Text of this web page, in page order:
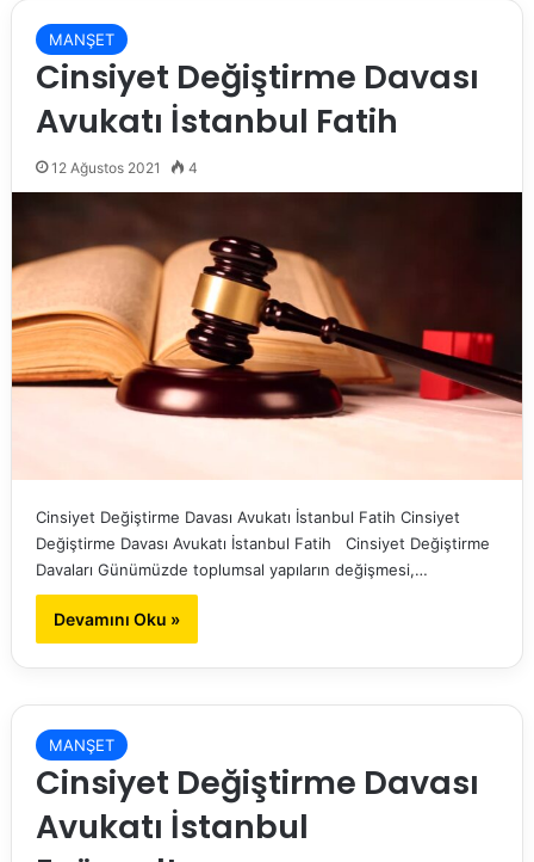
MANŞET
Cinsiyet Değiştirme Davası
Avukatı İstanbul Fatih
12 Ağustos 2021 4
Cinsiyet Değiştirme Davası Avukatı İstanbul Fatih Cinsiyet
Değiştirme Davası Avukatı İstanbul Fatih Cinsiyet Değiştirme
Davaları Günümüzde toplumsal yapıların değişmesi,…
Devamını Oku »
MANŞET
Cinsiyet Değiştirme Davası
Avukatı İstanbul